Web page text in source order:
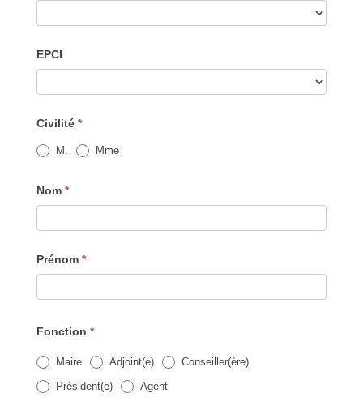
EPCI
Civilité *
M. Mme
Nom *
Prénom *
Fonction *
Maire Adjoint(e)
Conseiller(ère)
Président(e)
Agent